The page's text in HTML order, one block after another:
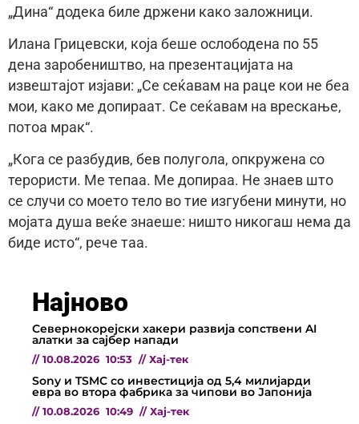
„Дина“ додека биле држени како заложници.
Илана Грицевски, која беше ослободена по 55
дена заробеништво, на презентацијата на
извештајот изјави: „Се сеќавам на раце кои не беа
мои, како ме допираат. Се сеќавам на врескање,
потоа мрак“.
„Кога се разбудив, бев полугола, опкружена со
терористи. Ме тепаа. Ме допираа. Не знаев што
се случи со моето тело во тие изгубени минути, но
мојата душа веќе знаеше: ништо никогаш нема да
биде исто“, рече таа.
Најново
Севернокорејски хакери развија сопствени AI
алатки за сајбер напади
// 10.08.2026 10:53 // Хај-тек
Sony и TSMC со инвестиција од 5,4 милијарди
евра во втора фабрика за чипови во Јапонија
// 10.08.2026 10:49 // Хај-тек